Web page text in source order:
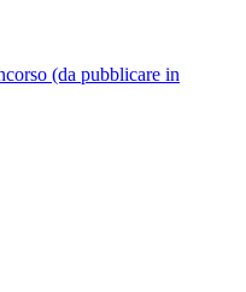
(da pubblicare in